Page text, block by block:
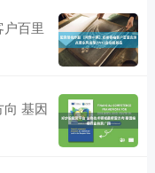
百里
基因